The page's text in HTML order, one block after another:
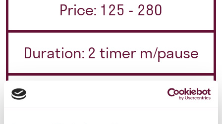
Price: 125 - 280
Duration: 2 timer m/pause
Saturday 4. May 2024
Kl. 14:00 This show is played